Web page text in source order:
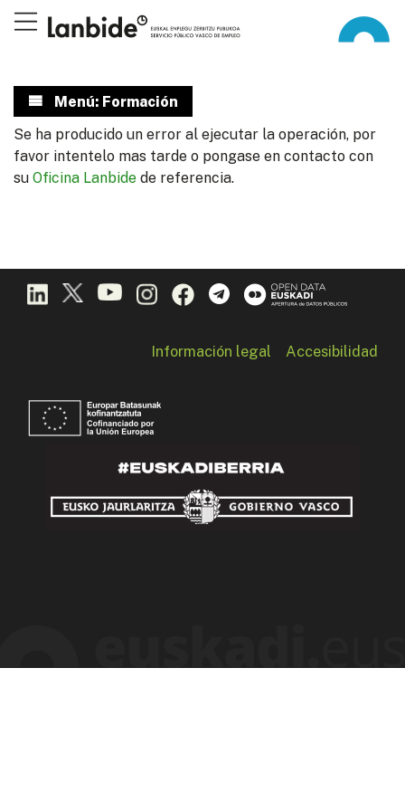
Menú: Formación
Se ha producido un error al ejecutar la operación, por
favor intentelo mas tarde o pongase en contacto con
su Oficina Lanbide de referencia.
Información legal Accesibilidad